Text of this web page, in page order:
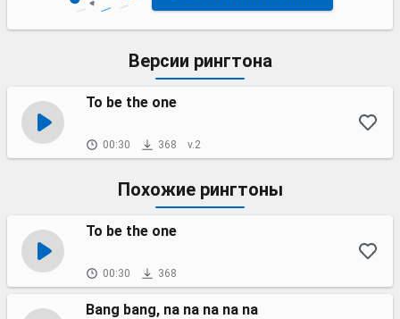
Версии рингтона
To be the one
00:30 368 v.2
Похожие рингтоны
To be the one
00:30 368
Bang bang, na na na na na